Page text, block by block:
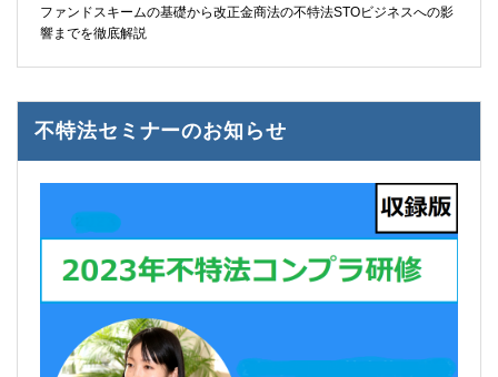
ファンドスキームの基礎から改正金商法の不特法STOビジネスへの影
響までを徹底解説
不特法セミナーのお知らせ